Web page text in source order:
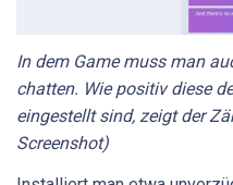
In dem Game muss man
chatten. Wie positiv diese
eingestellt sind, zeigt der
Screenshot)